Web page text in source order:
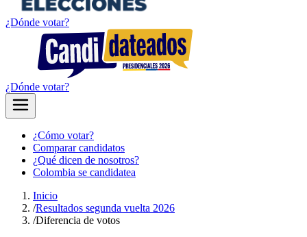
¿Dónde votar?
¿Dónde votar?
¿Cómo votar?
Comparar candidatos
¿Qué dicen de nosotros?
Colombia se candidatea
Inicio
/Resultados segunda vuelta 2026
/Diferencia de votos